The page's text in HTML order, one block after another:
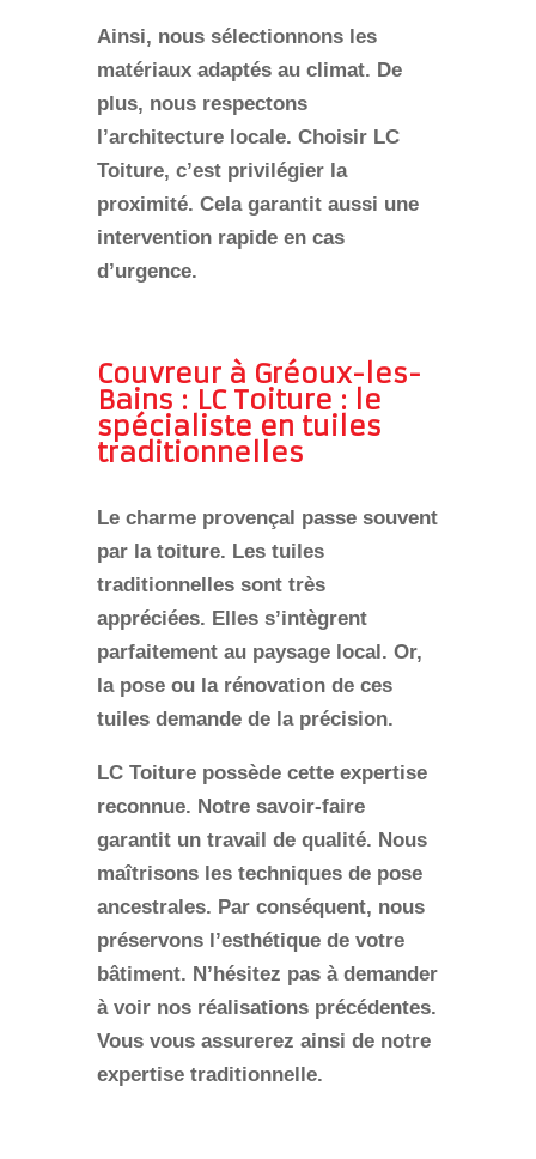
Ainsi, nous sélectionnons les
matériaux adaptés au climat. De
plus, nous respectons
l’architecture locale. Choisir LC
Toiture, c’est privilégier la
proximité. Cela garantit aussi une
intervention rapide en cas
d’urgence.
Couvreur à Gréoux-les-
Bains : LC Toiture : le
spécialiste en tuiles
traditionnelles
Le charme provençal passe souvent
par la toiture. Les tuiles
traditionnelles sont très
appréciées. Elles s’intègrent
parfaitement au paysage local. Or,
la pose ou la rénovation de ces
tuiles demande de la précision.
LC Toiture possède cette expertise
reconnue. Notre savoir-faire
garantit un travail de qualité. Nous
maîtrisons les techniques de pose
ancestrales. Par conséquent, nous
préservons l’esthétique de votre
bâtiment. N’hésitez pas à demander
à voir nos réalisations précédentes.
Vous vous assurerez ainsi de notre
expertise traditionnelle.